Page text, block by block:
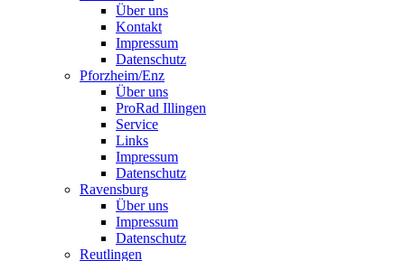
Über uns
Kontakt
Impressum
Datenschutz
Pforzheim/Enz
Über uns
ProRad Illingen
Service
Links
Impressum
Datenschutz
Ravensburg
Über uns
Impressum
Datenschutz
Reutlingen